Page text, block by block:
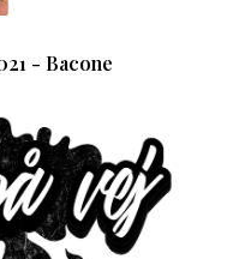
- Bacone